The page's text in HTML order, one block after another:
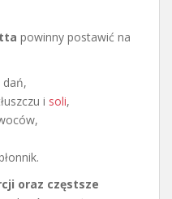
powinny postawić na
dań,
i soli,
oraz częstsze